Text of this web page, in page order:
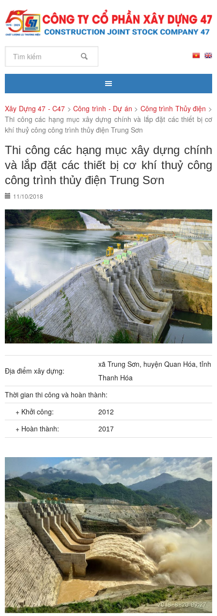
Xây Dựng 47 - C47 >Công trình - Dự án > Công trình Thủy điện >
Thi công các hạng mục xây dựng chính và lắp đặt các thiết bị cơ
khí thuỷ công công trình thủy điện Trung Sơn
Thi công các hạng mục xây dựng chính
và lắp đặt các thiết bị cơ khí thuỷ công
công trình thủy điện Trung Sơn
11/10/2018
Địa điểm xây dựng:
xã Trung Sơn, huyện Quan Hóa, tỉnh
Thanh Hóa
Thời gian thi công và hoàn thành:
+ Khởi công:
2012
+ Hoàn thành:
2017